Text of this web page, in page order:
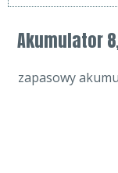
Akumulator
zapasowy